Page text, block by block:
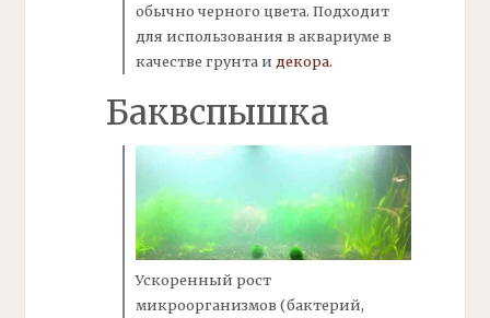
обычно черного цвета. Подходит
для использования в аквариуме в
качестве грунта и декора.
Баквспышка
Ускоренный рост
микроорганизмов(бактерий,